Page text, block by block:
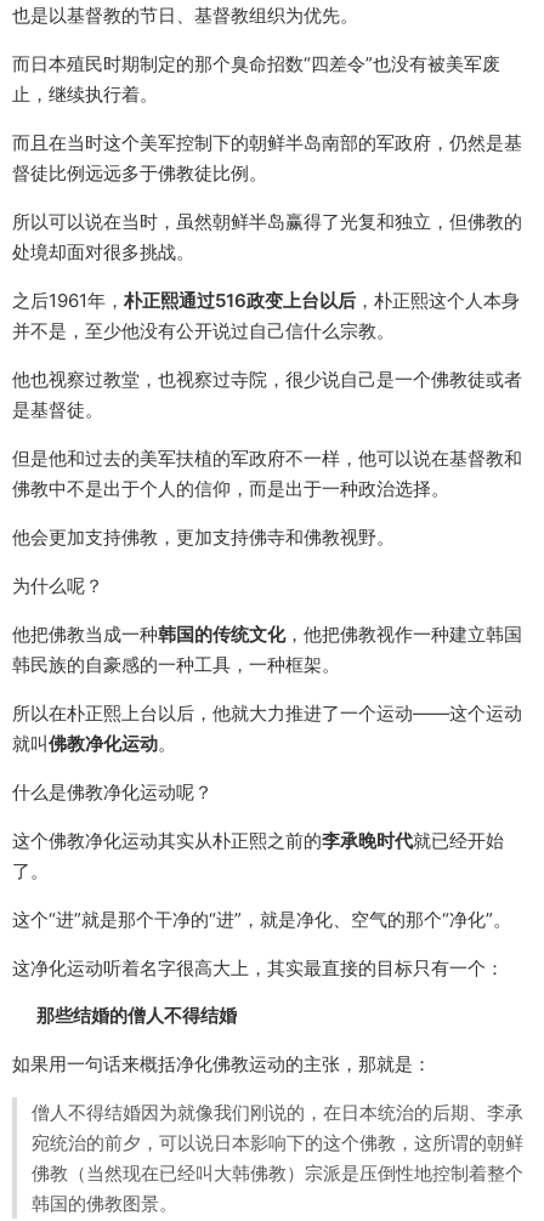
也是以基督教的节日、基督教组织为优先。
而日本殖民时期制定的那个臭命招数“四差令”也没有被美军废
止，继续执行着。
而且在当时这个美军控制下的朝鲜半岛南部的军政府，仍然是基
督徒比例远远多于佛教徒比例。
所以可以说在当时，虽然朝鲜半岛赢得了光复和独立，但佛教的
处境却面对很多挑战。
之后1961年，朴正熙通过516政变上台以后 ，朴正熙这个人本身
并不是，至少他没有公开说过自己信什么宗教。
他也视察过教堂，也视察过寺院，很少说自己是一个佛教徒或者
是基督徒。
但是他和过去的美军扶植的军政府不一样，他可以说在基督教和
佛教中不是出于个人的信仰，而是出于一种政治选择。
他会更加支持佛教，更加支持佛寺和佛教视野。
为什么呢？
他把佛教当成一种韩国的传统文化，他把佛教视作一种建立韩国
韩民族的自豪感的一种工具，一种框架。
所以在朴正熙上台以后，他就大力推进了一个运动——这个运动
就叫佛教净化运动。
什么是佛教净化运动呢？
这个佛教净化运动其实从朴正熙之前的李承晚时代就已经开始
了。
这个“进”就是那个干净的“进”，就是净化、空气的那个“净化”。
这净化运动听着名字很高大上，其实最直接的目标只有一个：
那些结婚的僧人不得结婚
如果用一句话来概括净化佛教运动的主张，那就是：
僧人不得结婚因为就像我们刚说的，在日本统治的后期、李承
宛统治的前夕，可以说日本影响下的这个佛教，这所谓的朝鲜
佛教（当然现在已经叫大韩佛教）宗派是压倒性地控制着整个
韩国的佛教图景。